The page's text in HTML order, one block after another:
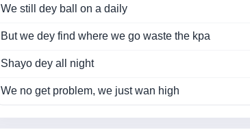
We still dey ball on a daily
But we dey find where we go waste the kpa
Shayo dey all night
We no get problem, we just wan high